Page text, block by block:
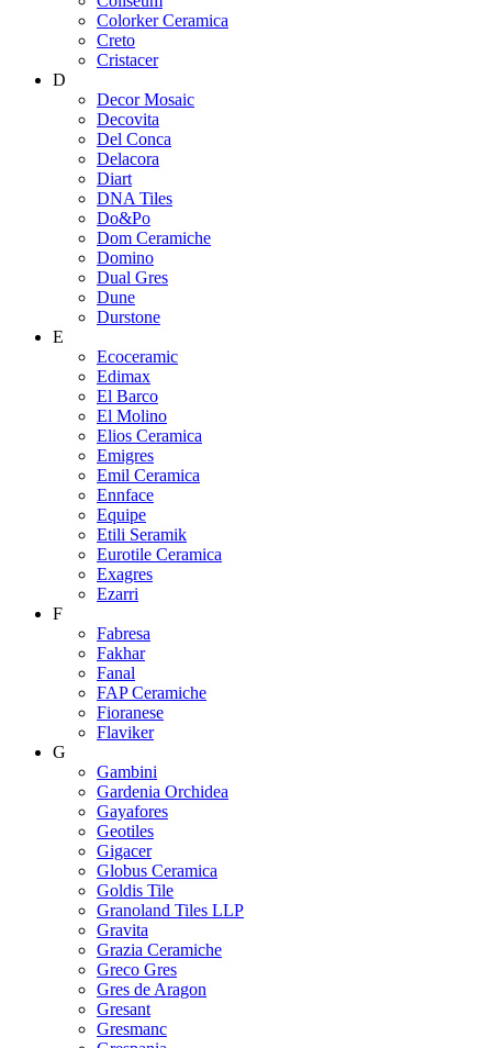
Colorker Ceramica
Creto
Cristacer
D
Decor Mosaic
Decovita
Del Conca
Delacora
Diart
DNA Tiles
Do&Po
Dom Ceramiche
Domino
Dual Gres
Dune
Durstone
E
Ecoceramic
Edimax
El Barco
El Molino
Elios Ceramica
Emigres
Emil Ceramica
Ennface
Equipe
Etili Seramik
Eurotile Ceramica
Exagres
Ezarri
F
Fabresa
Fakhar
Fanal
FAP Ceramiche
Fioranese
Flaviker
G
Gambini
Gardenia Orchidea
Gayafores
Geotiles
Gigacer
Globus Ceramica
Goldis Tile
Granoland Tiles LLP
Gravita
Grazia Ceramiche
Greco Gres
Gres de Aragon
Gresant
Gresmanc